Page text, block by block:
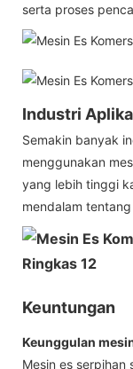
serta proses
Industri
Semakin banyak
menggunakan
yang lebih tinggi
mendalam
Keuntungan
Keunggulan
Mesin es serpihan